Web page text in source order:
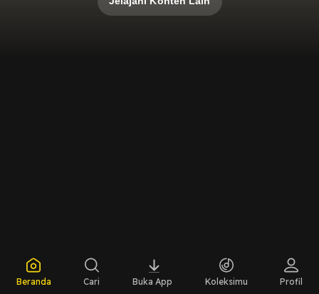
Beranda Cari Buka App Koleksimu Profil